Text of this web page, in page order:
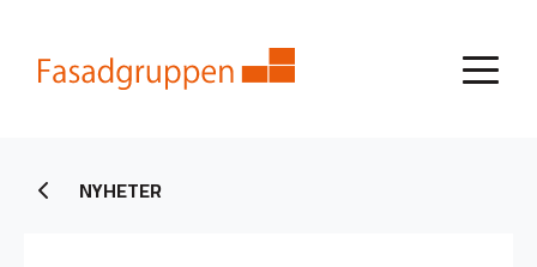
NYHETER